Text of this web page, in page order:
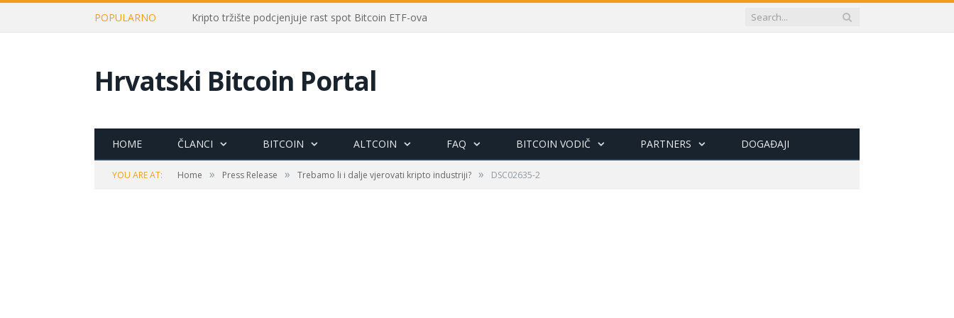
POPULARNO Kripto tržište podcjenjuje rast spot Bitcoin ETF-ova
Hrvatski Bitcoin Portal
HOME ČLANCI BITCOIN ALTCOIN FAQ BITCOIN VODIČ PARTNERS DOGAĐAJI
YOU ARE AT: Home » Press Release » Trebamo li i dalje vjerovati kripto industriji? » DSC02635-2